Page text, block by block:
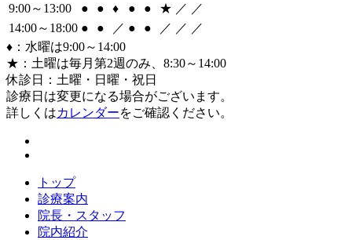
9:00～13:00
● ● ♦ ● ● ★ ／ ／
14:00～18:00 ● ● ／ ● ● ／ ／ ／
♦：水曜は9:00～14:00
★：土曜は毎月第2週のみ、8:30～14:00
休診日：土曜・日曜・祝日
診療日は変更になる場合がございます。
詳しくはカレンダーをご確認ください。
トップ
診療案内
院長・スタッフ
院内紹介